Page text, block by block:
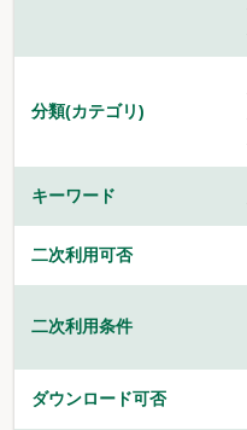
分類(カテゴリ)
キーワード
二次利用可否
二次利用条件
ダウンロード可否